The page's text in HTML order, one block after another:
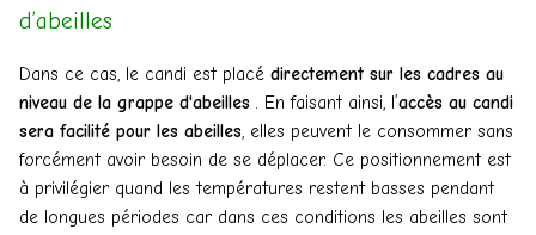
d’abeilles
Dans ce cas, le candi est placé directement sur les cadres au
niveau de la grappe d'abeilles . En faisant ainsi, l’accès au candi
sera facilité pour les abeilles, elles peuvent le consommer sans
forcément avoir besoin de se déplacer. Ce positionnement est
à privilégier quand les températures restent basses pendant
de longues périodes car dans ces conditions les abeilles sont